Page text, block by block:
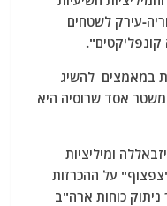
עירק לשטחים
במאמצים להשיג
אסד שרוסיה היא
ומיליציות
"צפצוף" על ההכרזות
ניתוק כוחות ארה"ב